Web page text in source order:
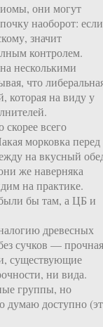
они могут
наоборот: если
значит
контролем.
несколькими
что
которая на виду у
всего
морковка перед
на вкусный
же наверняка
на практике.
бы там, а ЦБ и
древесных
сучков —
существующие
ни вида.
группы, но
думаю доступно